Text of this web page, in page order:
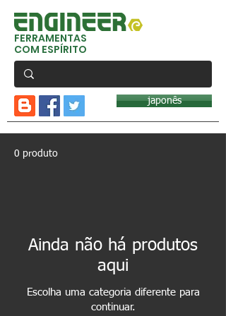
FERRAMENTAS
COM ESPÍRITO
japonês
0 produto
Ainda não há produtos
aqui
Escolha uma categoria diferente para
continuar.